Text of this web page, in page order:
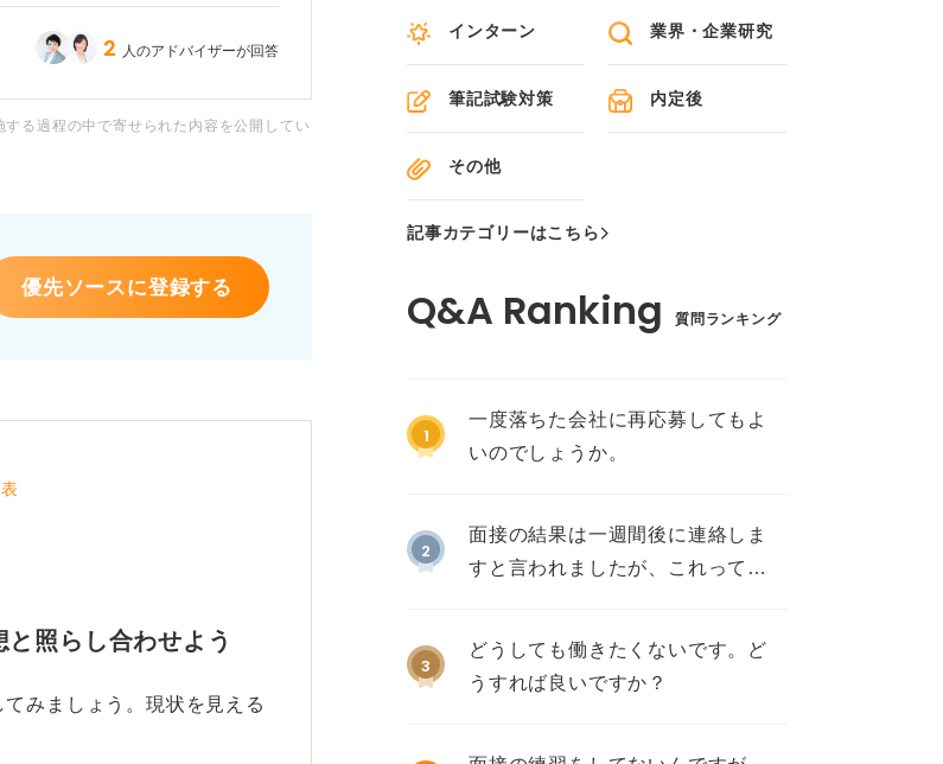
自分で決めるしかないと言わ
って現職に残ったほうが良い
2 人のアドバイザーが回答
る過程の中で寄せられた内容を公開してい
優先ソースに登録する
照らし合わせよう
みましょう。現状を見える
インターン 業界・企業研究
筆記試験対策 内定後
その他
記事カテゴリーはこちら
質問ランキング
1
一度落ちた会社に再応募してもよ
いのでしょうか。
2
面接の結果は一週間後に連絡しま
すと言われましたが、これって不
3
どうしても働きたくないです。ど
うすれば良いですか？